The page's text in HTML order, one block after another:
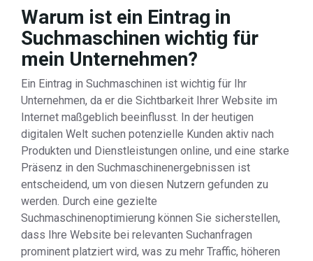
Warum ist ein Eintrag in
Suchmaschinen wichtig für
mein Unternehmen?
Ein Eintrag in Suchmaschinen ist wichtig für Ihr
Unternehmen, da er die Sichtbarkeit Ihrer Website im
Internet maßgeblich beeinflusst. In der heutigen
digitalen Welt suchen potenzielle Kunden aktiv nach
Produkten und Dienstleistungen online, und eine starke
Präsenz in den Suchmaschinenergebnissen ist
entscheidend, um von diesen Nutzern gefunden zu
werden. Durch eine gezielte
Suchmaschinenoptimierung können Sie sicherstellen,
dass Ihre Website bei relevanten Suchanfragen
prominent platziert wird, was zu mehr Traffic, höheren